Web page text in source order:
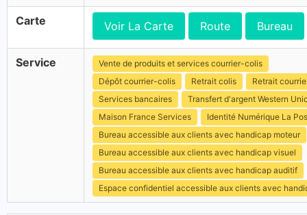
Carte Voir La Carte Route Bureau
Service
Vente de produits et services courrier-colis
Dépôt courrier-colis
Retrait colis
Retrait
Services bancaires
Transfert d'argent Western
Maison France Services
Identité Numérique La
Bureau accessible aux clients avec handicap moteur
Bureau accessible aux clients avec handicap visuel
Bureau accessible aux clients avec handicap auditif
Espace confidentiel accessible aux clients avec